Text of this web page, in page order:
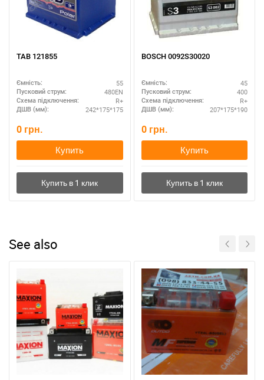
TAB 121855
Ємність: 55
Пусковий струм: 480EN
Схема підключення: R+
ДШВ (мм): 242*175*175
0 грн.
Купить
BOSCH 0092S30020
Ємність: 45
Пусковий струм: 400
Схема підключення: R+
ДШВ (мм): 207*175*190
0 грн.
Купить
See also